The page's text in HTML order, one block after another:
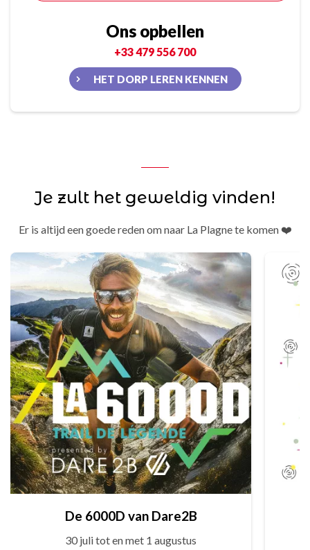
Ons opbellen
+33 479 556 700
HET DORP LEREN KENNEN
Je zult het geweldig vinden!
Er is altijd een goede reden om naar La Plagne te komen ❤️
De 6000D van Dare2B
30 juli tot en met 1 augustus